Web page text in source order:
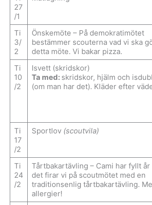
27
/1
Ti
3/
2
Önskemöte – På demokratimötet
bestämmer scouterna vad vi ska
detta möte. Vi bakar pizza.
Ti
10
/2
Isvett (skridskor)
Ta med: skridskor, hjälm och
(om man har det). Kläder efter
Ti
17
/2
Sportlov (scoutvila)
Ti
24
/2
Tårtbakartävling – Cami har fyllt år
det firar vi på scoutmötet med en
traditionsenlig tårtbakartävling.
allergier!